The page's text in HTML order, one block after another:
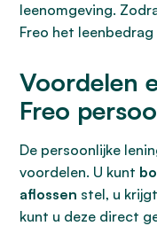
leenomgeving.
Freo het
Voordelen
Freo
De persoonlijke
voordelen. U kunt
aflossen stel, u
kunt u deze direct